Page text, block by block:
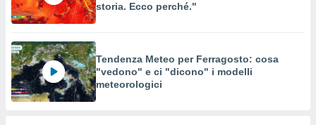
storia. Ecco perché."
Tendenza Meteo per Ferragosto: cosa
"vedono" e ci "dicono" i modelli
meteorologici